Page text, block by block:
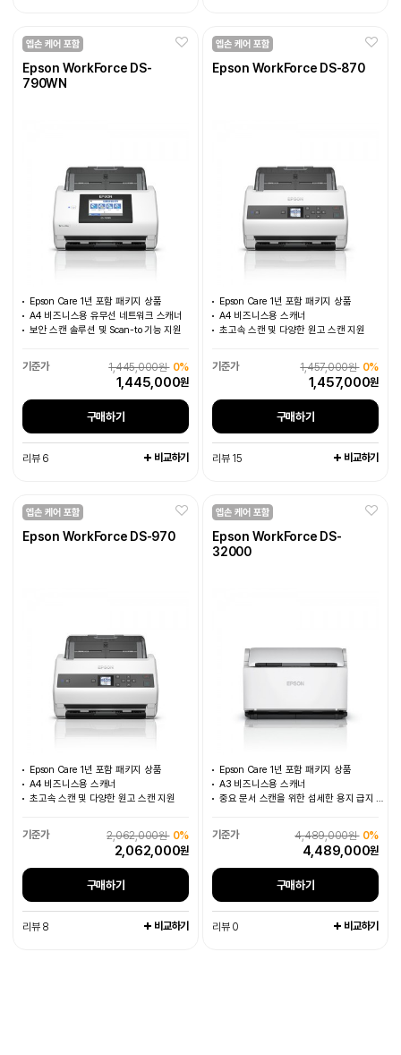
Epson WorkForce DS-
790WN
Epson Care 1년 포함 패키지 상품
A4 비즈니스용 유무선 네트워크 스캐너
보안 스캔 솔루션 및 Scan-to 기능 지원
1,445,000원 0%
1,445,000원
구매하기
리뷰 6 비교하기
Epson WorkForce DS-870
Epson Care 1년 포함 패키지 상품
A4 비즈니스용 스캐너
초고속 스캔 및 다양한 원고 스캔 지원
1,457,000원 0%
1,457,000원
구매하기
리뷰 15 비교하기
Epson WorkForce DS-970
Epson Care 1년 포함 패키지 상품
A4 비즈니스용 스캐너
초고속 스캔 및 다양한 원고 스캔 지원
2,062,000원 0%
2,062,000원
구매하기
리뷰 8 비교하기
Epson WorkForce DS-
32000
Epson Care 1년 포함 패키지 상품
A3 비즈니스용 스캐너
중요 문서 스캔을 위한 섬세한 용지 급지 모드 지원
4,489,000원 0%
4,489,000원
구매하기
리뷰 0 비교하기